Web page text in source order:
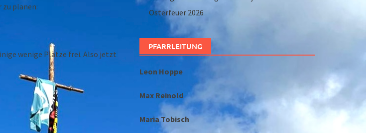
planen:
wenige Plätze frei. Also jetzt
Osterfeuer 2026
PFARRLEITUNG
Leon Hoppe
Max Reinold
Maria Tobisch